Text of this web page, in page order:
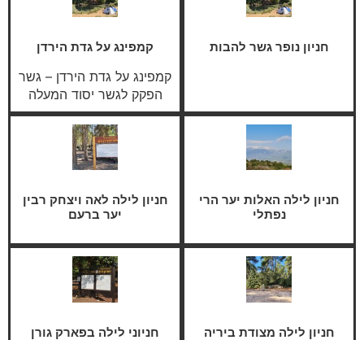
חניון נופר גשר להבות קמפינג על גדת הירדן
קמפינג על גדת הירדן – גשר
הפקק לגשר יסוד המעלה
חניון לילה האלות יער הרי
נפתלי
חניון לילה לאה ויצחק רבין
יער ברעם
חניון לילה מצודת ביריה חניוני לילה בפארק גורן